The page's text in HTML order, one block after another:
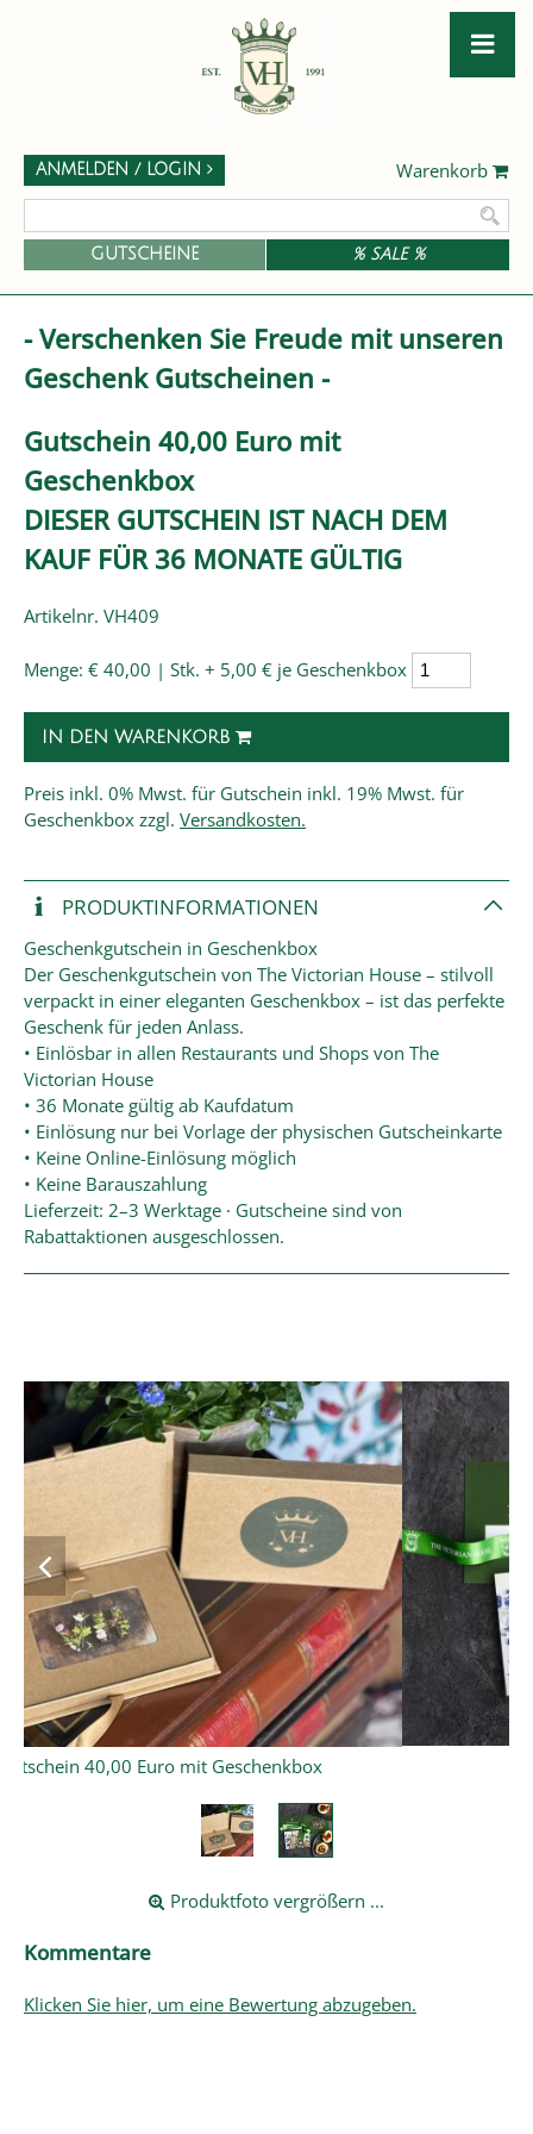
Warenkorb
ANMELDEN / LOGIN
GUTSCHEINE % SALE %
- Verschenken Sie Freude mit unseren
Geschenk Gutscheinen -
Gutschein 40,00 Euro mit
Geschenkbox
DIESER GUTSCHEIN IST NACH DEM
KAUF FÜR 36 MONATE GÜLTIG
Artikelnr. VH409
Menge: € 40,00 | Stk. + 5,00 € je Geschenkbox
IN DEN WARENKORB
Preis inkl. 0% Mwst. für Gutschein inkl. 19% Mwst. für
Geschenkbox zzgl. Versandkosten.
PRODUKT­INFORMATIONEN
Geschenkgutschein in Geschenkbox
Der Geschenkgutschein von The Victorian House – stilvoll
verpackt in einer eleganten Geschenkbox – ist das perfekte
Geschenk für jeden Anlass.
• Einlösbar in allen Restaurants und Shops von The
Victorian House
• 36 Monate gültig ab Kaufdatum
• Einlösung nur bei Vorlage der physischen Gutscheinkarte
• Keine Online-Einlösung möglich
• Keine Barauszahlung
Lieferzeit: 2–3 Werktage · Gutscheine sind von
Rabattaktionen ausgeschlossen.
Produktfoto vergrößern ...
Kommentare
Klicken Sie hier, um eine Bewertung abzugeben.